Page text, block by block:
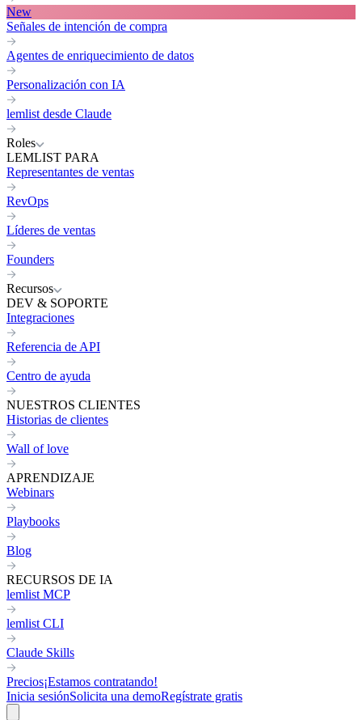
New
Señales de intención de compra
Agentes de enriquecimiento de datos
Personalización con IA
lemlist desde Claude
Roles
LEMLIST PARA
Representantes de ventas
RevOps
Líderes de ventas
Founders
Recursos
DEV & SOPORTE
Integraciones
Referencia de API
Centro de ayuda
NUESTROS CLIENTES
Historias de clientes
Wall of love
APRENDIZAJE
Webinars
Playbooks
Blog
RECURSOS DE IA
lemlist MCP
lemlist CLI
Claude Skills
Precios¡Estamos contratando!
Inicia sesiónSolicita una demoRegístrate gratis